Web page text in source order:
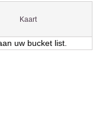
Kaart
uw bucket list.